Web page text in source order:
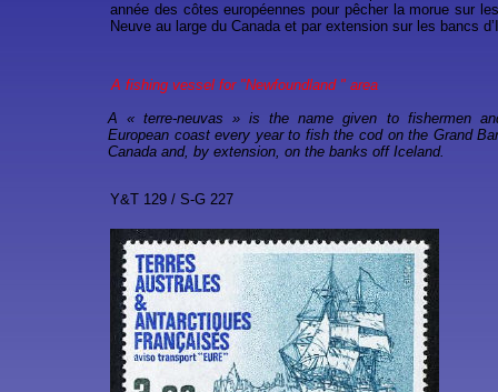
Y&T 129 / S-G 227
année des côtes européennes pour pêcher la morue sur
Neuve au large du Canada et par extension sur les bancs
A « terre-neuvas » is the name given to fishermen
European coast every year to fish the cod on the Grand
Canada and, by extension, on the banks off Iceland.
A fishing vessel for "Newfoundland " area